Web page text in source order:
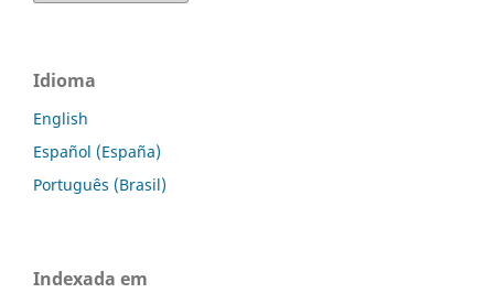
Idioma
English
Español (España)
Português (Brasil)
Indexada em